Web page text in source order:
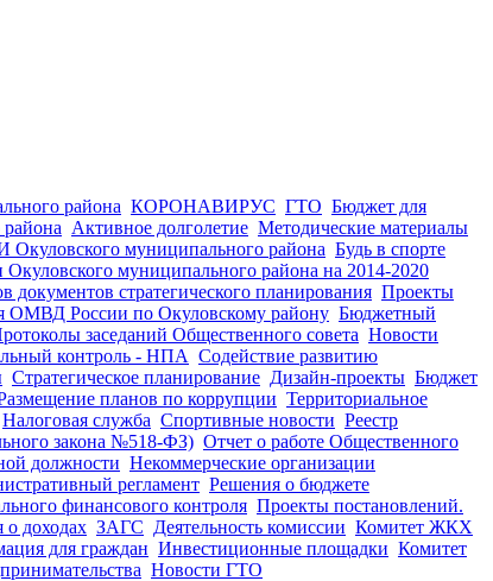
района КОРОНАВИРУС ГТО Бюджет для
Активное долголетие Методические материалы
муниципального района Будь в спорте
муниципального района на 2014-2020
документов стратегического планирования Проекты
ОМВД России по Окуловскому району Бюджетный
заседаний Общественного совета Новости
контроль - НПА Содействие развитию
Стратегическое планирование Дизайн-проекты Бюджет
планов по коррупции Территориальное
Налоговая служба Спортивные новости Реестр
закона №518-ФЗ) Отчет о работе Общественного
должности Некоммерческие организации
регламент Решения о бюджете
финансового контроля Проекты постановлений.
о доходах ЗАГС Деятельность комиссии Комитет ЖКХ
для граждан Инвестиционные площадки Комитет
Новости ГТО